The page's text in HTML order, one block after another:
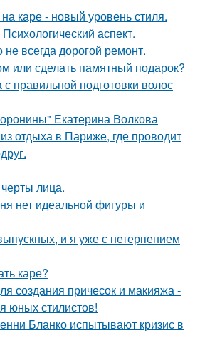
каре - новый уровень стиля.
аспект.
всегда дорогой ремонт.
или сделать памятный подарок?
правильной подготовки волос
Екатерина Волкова
отдыха в Париже, где проводит
лица.
нет идеальной фигуры и
и я уже с нетерпением
каре?
создания причесок и макияжа -
юных стилистов!
Бланко испытывают кризис в